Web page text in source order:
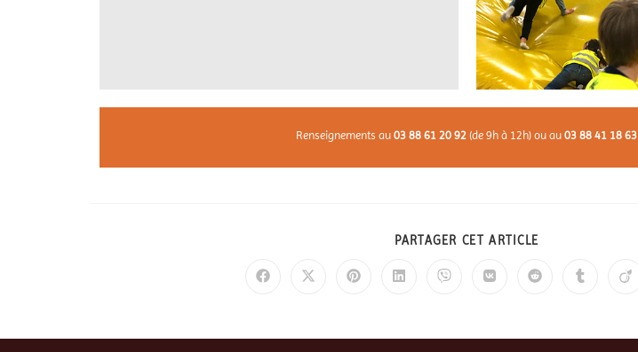
Renseignements au03 88 61 20 92 (de 9h à 12h) ou au03 88 41 18 63
PARTAGER CET ARTICLE